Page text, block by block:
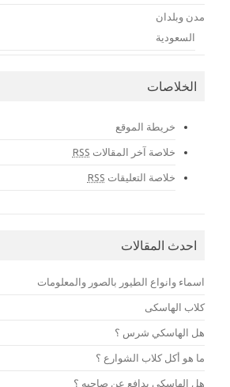
مدن وبلدان
السعودية
الخلاصات
خريطة الموقع
خلاصة آخر المقالات RSS
خلاصة التعليقات RSS
احدث المقالات
اسماء وانواع الطيور بالصور والمعلومات
كلاب الهاسكى
هل الهاسكي شرس ؟
ما هو أكل كلاب الشوارع ؟
هل الهاسكي يدافع عن صاحبه ؟